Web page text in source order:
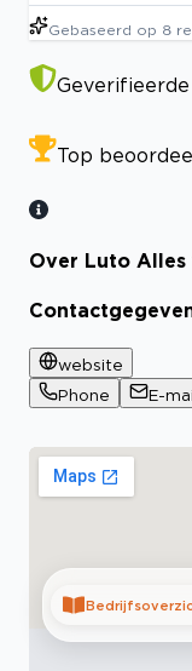
Gebaseerd op 8
Top
Over Luto
website
Phone
E-